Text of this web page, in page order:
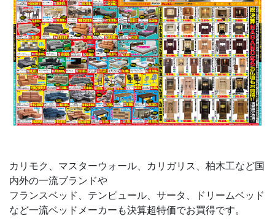
カリモク、マスターウォール、カリガリス、柏木工など国
内外の一流ブランドや
フランスベッド、テンピュール、サータ、ドリームベッド
など一流ベッドメーカーも決算超特価でお買得です。